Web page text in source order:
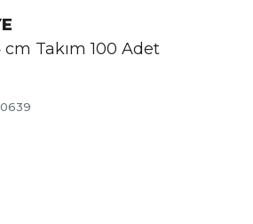
cm Takım 100 Adet